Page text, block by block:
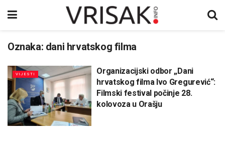
Oznaka: dani hrvatskog filma
VIJESTI
Organizacijski odbor „Dani
hrvatskog filma Ivo Gregurević“:
Filmski festival počinje 28.
kolovoza u Orašju